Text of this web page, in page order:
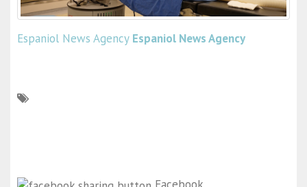
Espaniol News Agency Espaniol News Agency